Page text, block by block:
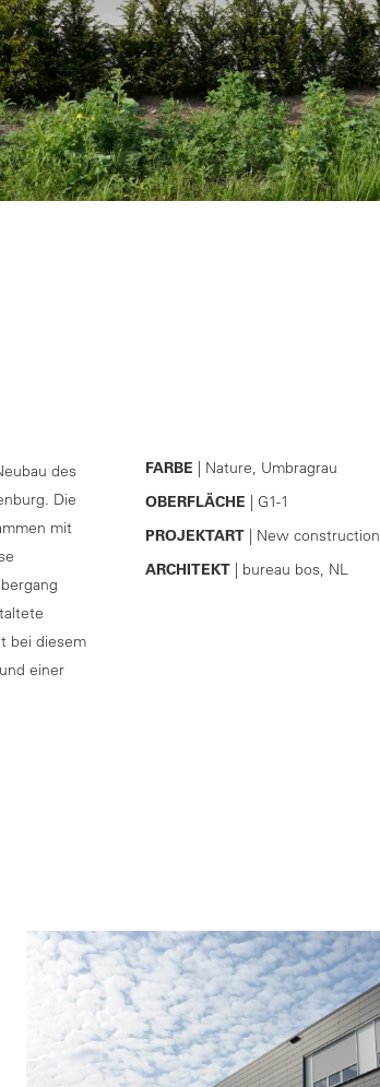
des
Die
mit
bei diesem
einer
FARBE | Nature, Umbragrau
OBERFLÄCHE | G1-1
PROJEKTART| New construction
ARCHITEKT| bureau bos, NL